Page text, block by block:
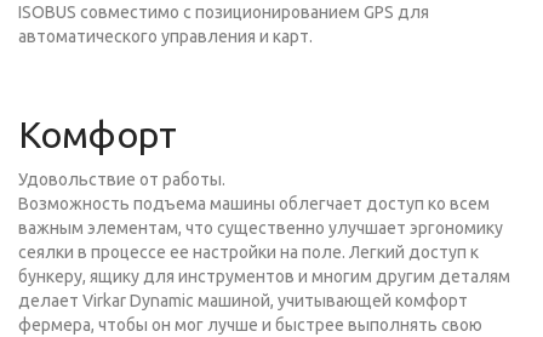
ISOBUS совместимо с позиционированием GPS для
автоматического управления и карт.
Комфорт
Удовольствие от работы.
Возможность подъема машины облегчает доступ ко всем
важным элементам, что существенно улучшает эргономику
сеялки в процессе ее настройки на поле. Легкий доступ к
бункеру, ящику для инструментов и многим другим деталям
делает Virkar Dynamic машиной, учитывающей комфорт
фермера, чтобы он мог лучше и быстрее выполнять свою